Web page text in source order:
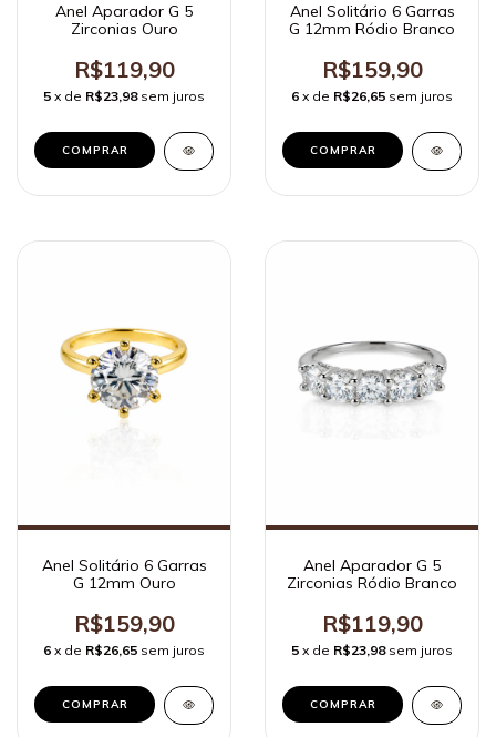
Anel Aparador G 5
Zirconias Ouro
R$119,90
5 x de R$23,98 sem juros
COMPRAR
Anel Solitário 6 Garras
G 12mm Ródio Branco
R$159,90
6 x de R$26,65 sem juros
COMPRAR
Anel Solitário 6 Garras
G 12mm Ouro
R$159,90
6 x de R$26,65 sem juros
COMPRAR
Anel Aparador G 5
Zirconias Ródio Branco
R$119,90
5 x de R$23,98 sem juros
COMPRAR